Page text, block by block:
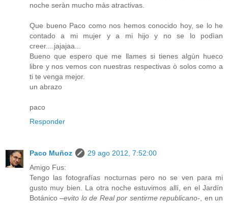
noche seràn mucho màs atractivas.
Que bueno Paco como nos hemos conocido hoy, se lo he
contado a mi mujer y a mi hijo y no se lo podìan
creer....jajajaa...
Bueno que espero que me llames si tienes algùn hueco
libre y nos vemos con nuestras respectivas ò solos como a
ti te venga mejor.
un abrazo
paco
Responder
Paco Muñoz
29 ago 2012, 7:52:00
Amigo Fus:
Tengo las fotografías nocturnas pero no se ven para mi
gusto muy bien. La otra noche estuvimos allí, en el Jardín
Botánico–evito lo de Real por sentirme republicano- , en un